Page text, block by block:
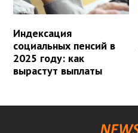
Индексация
социальных пенсий в
2025 году: как
вырастут выплаты